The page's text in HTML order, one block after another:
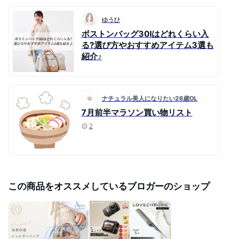
ゆうひ
ボストンバッグ30lはどれくらい入
る?選び方やおすすめアイテム3選も
紹介♪
ナチュラル美人になりたい26歳OL
7月前半マラソン買い物リスト
2
この商品をオススメしているブロガーのショップ